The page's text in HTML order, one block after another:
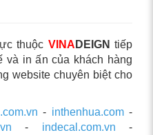
thuộc VINA DEIGN tiếp
và in ấn của khách hàng
website chuyên biệt cho
- inthenhua.com-
- indecal.com.vn -